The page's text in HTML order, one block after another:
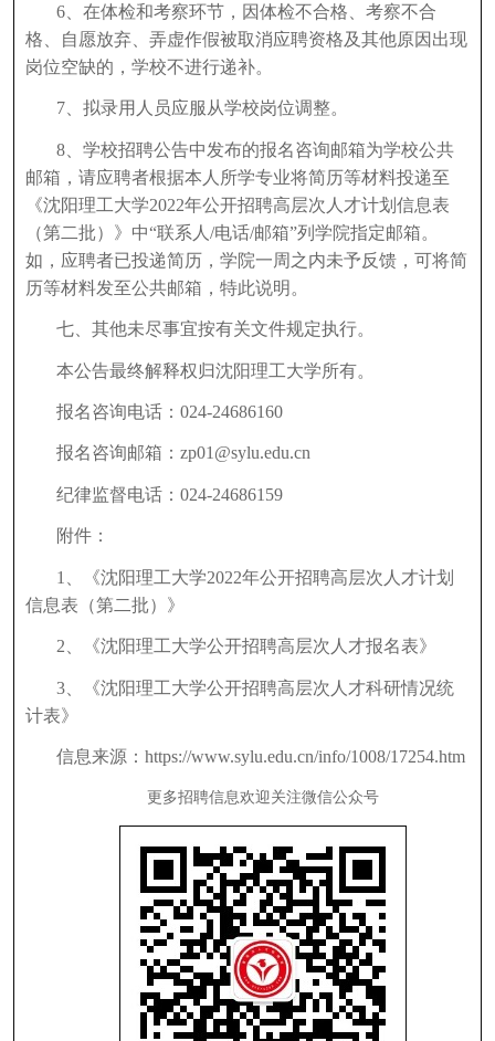
6、在体检和考察环节，因体检不合格、考察不合
格、自愿放弃、弄虚作假被取消应聘资格及其他原因出现
岗位空缺的，学校不进行递补。
7、拟录用人员应服从学校岗位调整。
8、学校招聘公告中发布的报名咨询邮箱为学校公共
邮箱，请应聘者根据本人所学专业将简历等材料投递至
《沈阳理工大学2022年公开招聘高层次人才计划信息表
（第二批）》中“联系人/电话/邮箱”列学院指定邮箱。
如，应聘者已投递简历，学院一周之内未予反馈，可将简
历等材料发至公共邮箱，特此说明。
七、其他未尽事宜按有关文件规定执行。
本公告最终解释权归沈阳理工大学所有。
报名咨询电话：024-24686160
报名咨询邮箱：zp01@sylu.edu.cn
纪律监督电话：024-24686159
附件：
1、《沈阳理工大学2022年公开招聘高层次人才计划
信息表（第二批）》
2、《沈阳理工大学公开招聘高层次人才报名表》
3、《沈阳理工大学公开招聘高层次人才科研情况统
计表》
信息来源：https://www.sylu.edu.cn/info/1008/17254.htm
更多招聘信息欢迎关注微信公众号